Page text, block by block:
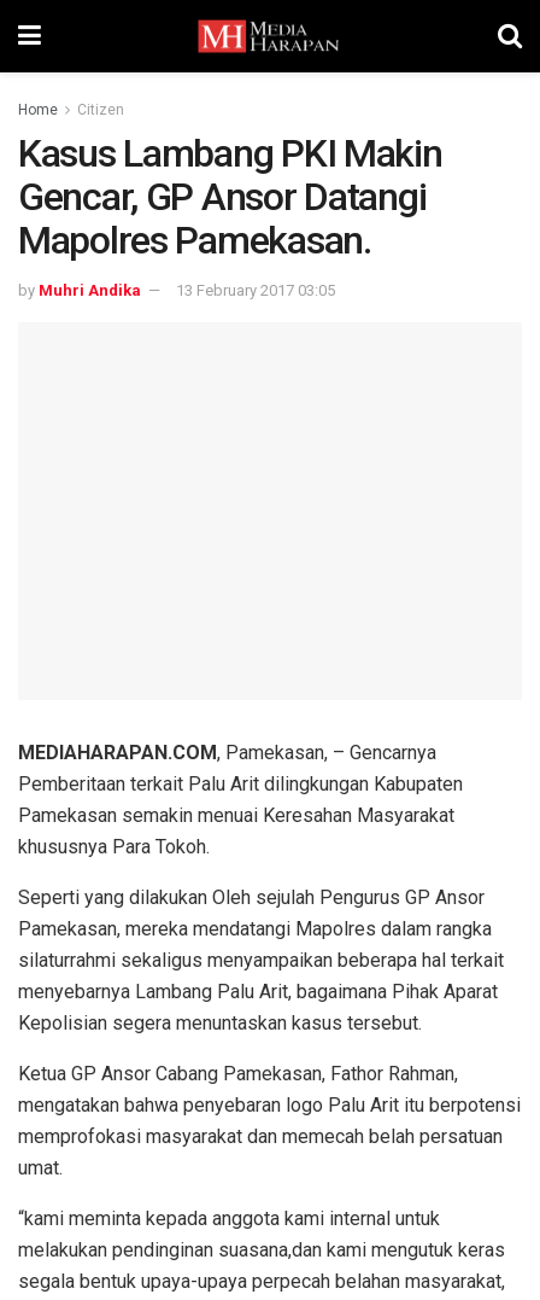
Home Citizen
Kasus Lambang PKI Makin
Gencar, GP Ansor Datangi
Mapolres Pamekasan.
by Muhri Andika 13 February 2017 03:05
MEDIAHARAPAN.COM, Pamekasan, – Gencarnya
Pemberitaan terkait Palu Arit dilingkungan Kabupaten
Pamekasan semakin menuai Keresahan Masyarakat
khususnya Para Tokoh.
Seperti yang dilakukan Oleh sejulah Pengurus GP Ansor
Pamekasan, mereka mendatangi Mapolres dalam rangka
silaturrahmi sekaligus menyampaikan beberapa hal terkait
menyebarnya Lambang Palu Arit, bagaimana Pihak Aparat
Kepolisian segera menuntaskan kasus tersebut.
Ketua GP Ansor Cabang Pamekasan, Fathor Rahman,
mengatakan bahwa penyebaran logo Palu Arit itu berpotensi
memprofokasi masyarakat dan memecah belah persatuan
umat.
“kami meminta kepada anggota kami internal untuk
melakukan pendinginan suasana,dan kami mengutuk keras
segala bentuk upaya-upaya perpecah belahan masyarakat,